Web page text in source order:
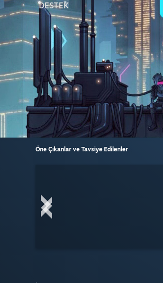
DESTEK
Öne Çıkanlar ve Tavsiye Edilenler